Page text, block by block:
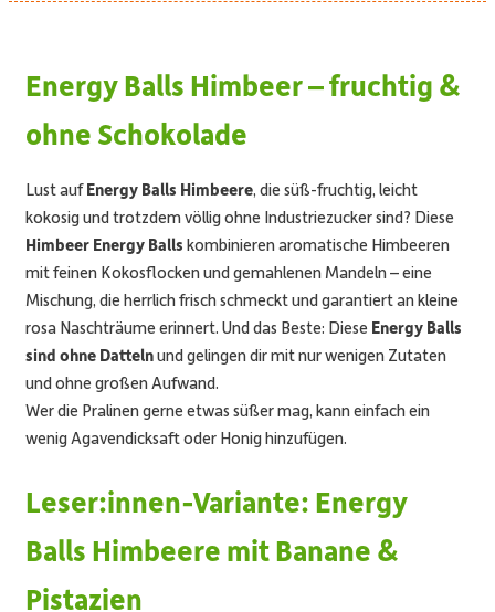
Energy Balls Himbeer – fruchtig &
ohne Schokolade
Lust aufEnergy Balls Himbeere, die süß-fruchtig, leicht
kokosig und trotzdem völlig ohne Industriezucker sind? Diese
Himbeer Energy Balls kombinieren aromatische Himbeeren
mit feinen Kokosflocken und gemahlenen Mandeln – eine
Mischung, die herrlich frisch schmeckt und garantiert an kleine
rosa Naschträume erinnert. Und das Beste: Diese Energy Balls
sind ohne Dattelnund gelingen dir mit nur wenigen Zutaten
und ohne großen Aufwand.
Wer die Pralinen gerne etwas süßer mag, kann einfach ein
wenig Agavendicksaft oder Honig hinzufügen.
Leser:innen-Variante: Energy
Balls Himbeere mit Banane &
Pistazien